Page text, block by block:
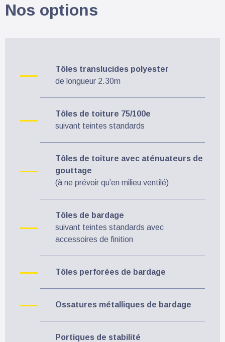
Nos options
Tôles translucides polyester
de longueur 2.30m
Tôles de toiture 75/100e
suivant teintes standards
Tôles de toiture avec aténuateurs de
gouttage
(à ne prévoir qu’en milieu ventilé)
Tôles de bardage
suivant teintes standards avec
accessoires de finition
Tôles perforées de bardage
Ossatures métalliques de bardage
Portiques de stabilité